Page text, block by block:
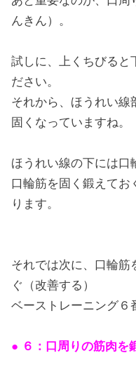
んきん）。
試しに、上くちびると
ださい。
それから、ほうれい線
固くなっていますね。
ほうれい線の下には口
口輪筋を固く鍛えてお
ります。
それでは次に、口輪筋
ぐ（改善する）
ベーストレーニング６
● ６：口周りの筋肉を